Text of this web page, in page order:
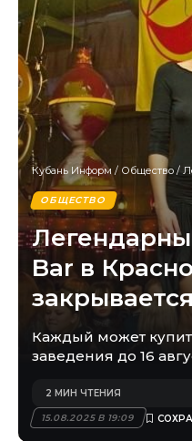
Кубань Информ / Общество /
ОБЩЕСТВО
Bar в
закрывается
Каждый может
заведения до 16
15.08.2025 В 19:09
2 МИН ЧТЕНИЯ